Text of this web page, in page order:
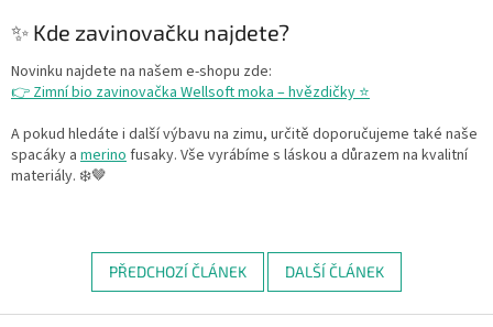
✨ Kde zavinovačku najdete?
Novinku najdete na našem e-shopu zde:
👉 Zimní bio zavinovačka Wellsoft moka – hvězdičky ⭐
A pokud hledáte i další výbavu na zimu, určitě doporučujeme také naše
spacáky a merinofusaky. Vše vyrábíme s láskou a důrazem na kvalitní
materiály. ❄️🤎
PŘEDCHOZÍ ČLÁNEK DALŠÍ ČLÁNEK